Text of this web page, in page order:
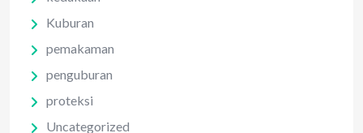
Kuburan
pemakaman
penguburan
proteksi
Uncategorized